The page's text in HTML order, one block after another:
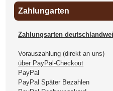
Zahlungarten
Zahlungsarten
Vorauszahlung (direkt an uns)
über PayPal-Checkout
PayPal
PayPal Später Bezahlen